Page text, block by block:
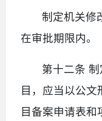
制定机关修
在审批期限内。
第十二条
目，应当以公文
目备案申请表和